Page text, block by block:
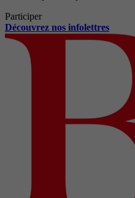
Participer
Découvrez nos infolettres